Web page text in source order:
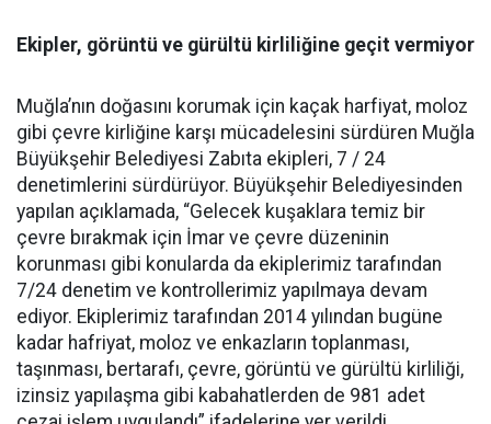
Ekipler, görüntü ve gürültü kirliliğine geçit vermiyor
Muğla’nın doğasını korumak için kaçak harfiyat, moloz
gibi çevre kirliğine karşı mücadelesini sürdüren Muğla
Büyükşehir Belediyesi Zabıta ekipleri, 7 / 24
denetimlerini sürdürüyor. Büyükşehir Belediyesinden
yapılan açıklamada, “Gelecek kuşaklara temiz bir
çevre bırakmak için İmar ve çevre düzeninin
korunması gibi konularda da ekiplerimiz tarafından
7/24 denetim ve kontrollerimiz yapılmaya devam
ediyor. Ekiplerimiz tarafından 2014 yılından bugüne
kadar hafriyat, moloz ve enkazların toplanması,
taşınması, bertarafı, çevre, görüntü ve gürültü kirliliği,
izinsiz yapılaşma gibi kabahatlerden de 981 adet